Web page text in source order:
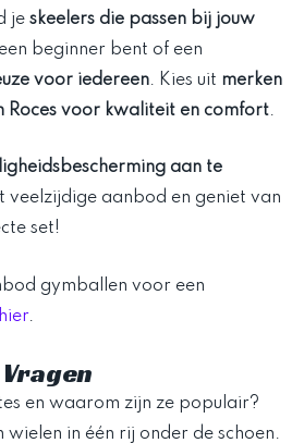
je skeelers die passen bij jouw
beginner bent of een
voor iedereen. Kies uit merken
Roces voor kwaliteit en comfort.
aan te
veelzijdige aanbod en geniet van
set!
gymballen voor een
hier.
en waarom zijn ze populair?
wielen in één rij onder de schoen.